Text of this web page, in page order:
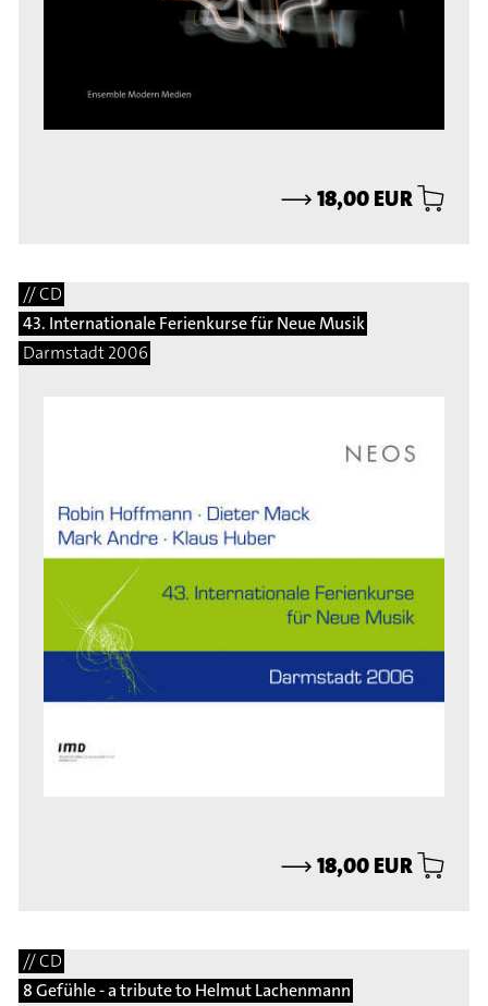
⟶18,00 EUR
// CD
43. Internationale Ferienkurse für Neue Musik
Darmstadt 2006
⟶18,00 EUR
// CD
8 Gefühle - a tribute to Helmut Lachenmann